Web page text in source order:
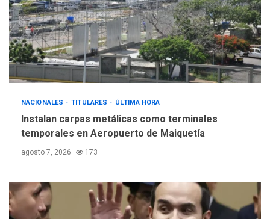
INTERNACIONALES ÚLTIMA HORA
Hiroshima 81 años de la
debacle atómica. Japón
debate principios no
nucleares
NACIONALES TITULARES ÚLTIMA HORA
Instalan carpas metálicas como terminales
temporales en Aeropuerto de Maiquetía
agosto 7, 2026 173